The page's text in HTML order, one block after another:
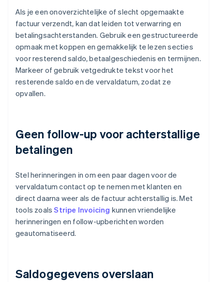
Als je een onoverzichtelijke of slecht opgemaakte
factuur verzendt, kan dat leiden tot verwarring en
betalingsachterstanden. Gebruik een gestructureerde
opmaak met koppen en gemakkelijk te lezen secties
voor resterend saldo, betaalgeschiedenis en termijnen.
Markeer of gebruik vetgedrukte tekst voor het
resterende saldo en de vervaldatum, zodat ze
opvallen.
Geen follow-up voor achterstallige
betalingen
Stel herinneringen in om een paar dagen voor de
vervaldatum contact op te nemen met klanten en
direct daarna weer als de factuur achterstallig is. Met
tools zoalsStripe Invoicing kunnen vriendelijke
herinneringen en follow-upberichten worden
geautomatiseerd.
Saldogegevens overslaan